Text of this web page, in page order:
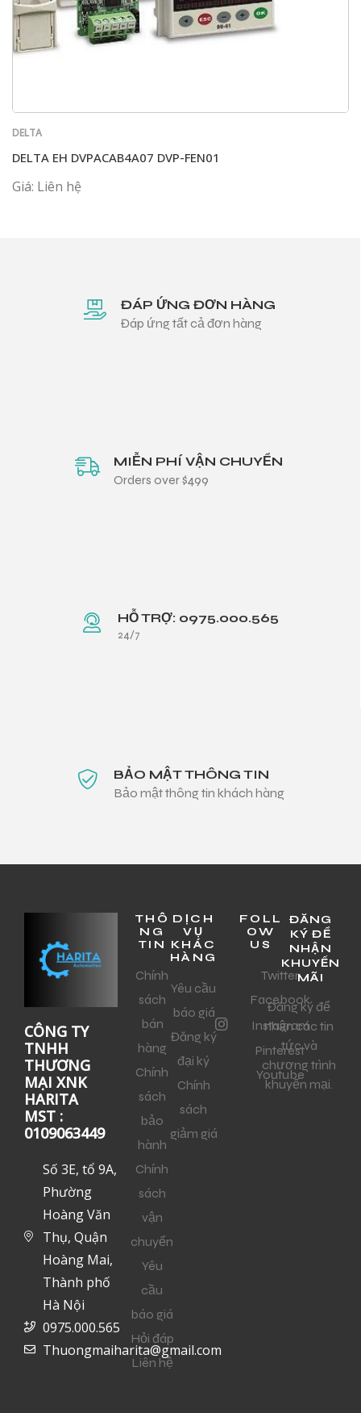
DELTA
DELTA EH DVPACAB4A07 DVP-FEN01
Giá: Liên hệ
ĐÁP ỨNG ĐƠN HÀNG
Đáp ứng tất cả đơn hàng
MIỄN PHÍ VẬN CHUYỂN
Orders over $499
HỖ TRỢ: 0975.000.565
24/7
BẢO MẬT THÔNG TIN
Bảo mật thông tin khách hàng
CÔNG TY
TNHH
THƯƠNG
MẠI XNK
HARITA
MST :
0109063449
Số 3E, tổ 9A,
Phường
Hoàng Văn
Thụ, Quận
Hoàng Mai,
Thành phố
Hà Nội
0975.000.565
Thuongmaiharita@gmail.com
THÔ
NG
TIN
Chính
sách
bán
hàng
Chính
sách
bảo
hành
Chính
sách
vận
chuyển
Yêu
cầu
báo giá
Hỏi đáp
Liên hệ
DỊCH
VỤ
KHÁC
HÀNG
Yêu cầu
báo giá
Đăng ký
đại ký
Chính
sách
giảm giá
FOLL
OW
US
Twitter
Facebook
Instagram
Pinterest
Youtube
ĐĂNG
KÝ ĐỂ
NHẬN
KHUYẾN
MÃI
Đăng ký để
nhận các tin
tức và
chương trình
khuyến mại.